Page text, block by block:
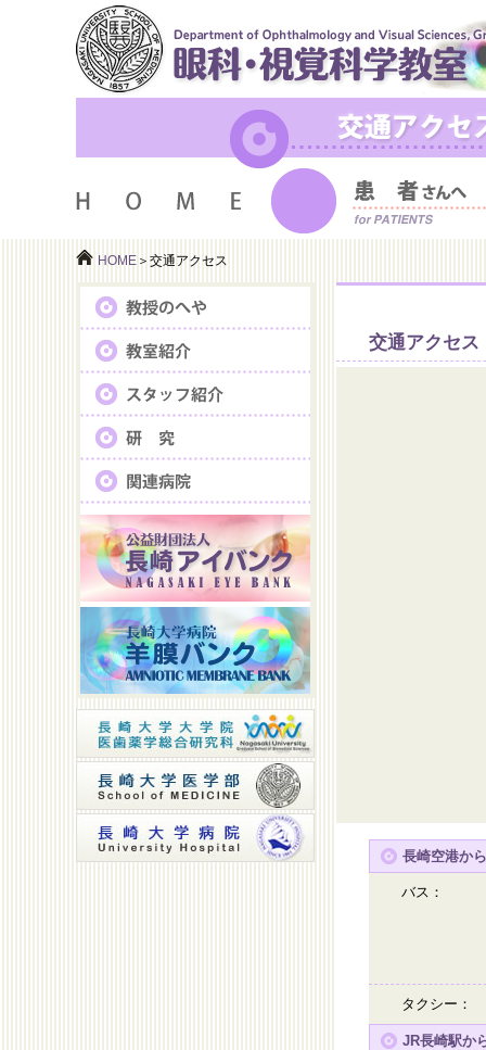
HOME ＞交通アクセス
交通アクセス
長崎空港から
バス：
タクシー：
JR長崎駅か